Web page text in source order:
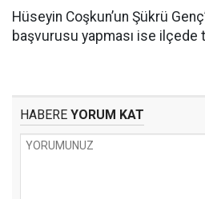
Hüseyin Coşkun’un Şükrü
başvurusu yapması ise ilçede
HABERE YORUM KAT